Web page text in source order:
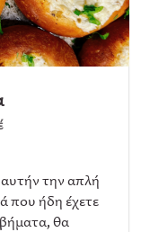
αυτήν την απλή
που ήδη έχετε
θα